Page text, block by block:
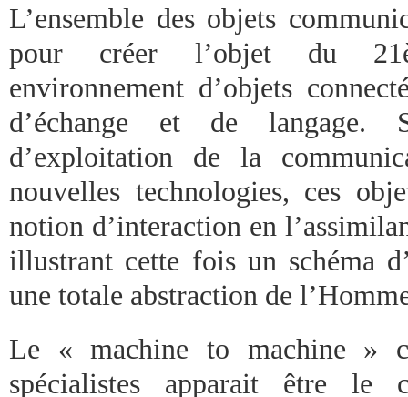
L’ensemble des objets
pour créer l’objet du
environnement d’objets
d’échange et de
d’exploitation de la
nouvelles technologies, ces
notion d’interaction en
illustrant cette fois un schéma
une totale abstraction de
Le « machine to machine »
spécialistes apparait être